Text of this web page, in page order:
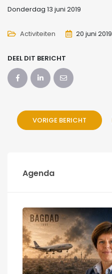
Donderdag 13 juni 2019
Activiteiten 20 juni 2019
DEEL DIT BERICHT
VORIGE BERICHT
Agenda